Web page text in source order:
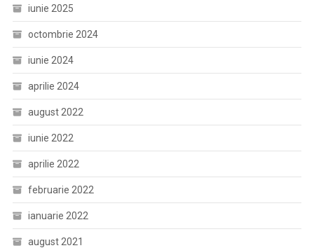
iunie 2025
octombrie 2024
iunie 2024
aprilie 2024
august 2022
iunie 2022
aprilie 2022
februarie 2022
ianuarie 2022
august 2021